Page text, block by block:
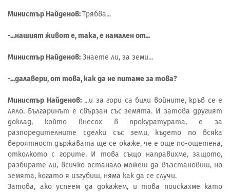
Министър Найденов:Трябва...
-...нашият живот е, така, е намален от...
Министър Найденов: Знаете ли, за земи...
-...далавери, от това, как да не питаме за това?
Министър Найденов:...и за гори са били войните, кръв се е
ляло. Българинът е свързан със земята. И затова другият
доклад, който внесох в прокуратурата, е за
разпоредителните сделки със земи, където по всяка
вероятност държавата ще се окаже, че е още по-ощетена,
отколкото с горите. И това също направихме, защото,
разбирате ли, всичко останало можеш да възстановиш, но
земята, когато я изгубиш, няма как да се случи.
Затова, ако успеем да докажем, и това поискахме като